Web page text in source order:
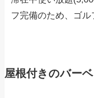
フ完備のため、ゴ
屋根付きのバー